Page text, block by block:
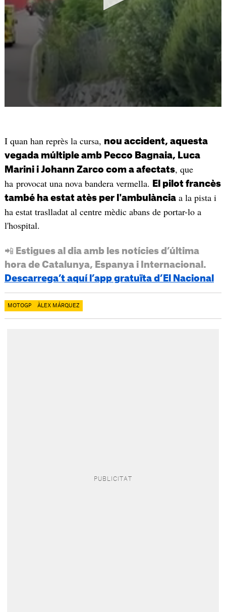
I quan han reprès la cursa, nou accident, aquesta
vegada múltiple amb Pecco Bagnaia, Luca
Marini i Johann Zarco com a afectats, que
ha provocat una nova bandera vermella.
El pilot francès
també ha estat atès per l'ambulànciaa la pista i
ha estat traslladat al centre mèdic abans de portar-lo a
l'hospital.
📲 Estigues al dia amb les notícies d’última
hora de Catalunya, Espanya i Internacional.
Descarrega’t aquí l’app gratuïta d’El Nacional
MOTOGP ÀLEX MÁRQUEZ